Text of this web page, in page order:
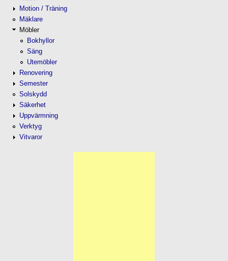
Motion / Träning
Mäklare
Möbler
Bokhyllor
Säng
Utemöbler
Renovering
Semester
Solskydd
Säkerhet
Uppvärmning
Verktyg
Vitvaror